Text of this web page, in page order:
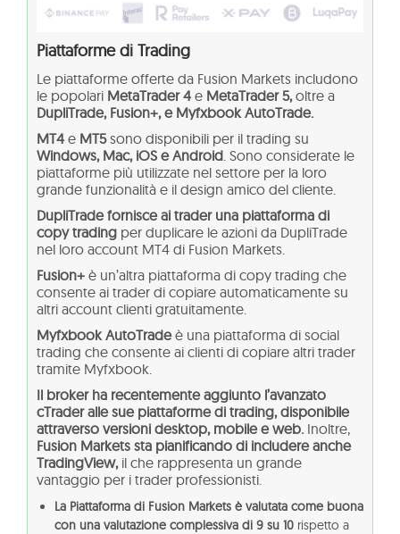
Piattaforme di Trading
Le piattaforme offerte da Fusion Markets includono
le popolari MetaTrader 4 e MetaTrader 5,oltre a
DupliTrade, Fusion+, e Myfxbook AutoTrade.
MT4 e MT5sono disponibili per il trading su
Windows, Mac, iOS e Android . Sono considerate le
piattaforme più utilizzate nel settore per la loro
grande funzionalità e il design amico del cliente.
DupliTrade fornisce ai trader una piattaforma di
copy trading per duplicare le azioni da DupliTrade
nel loro account MT4 di Fusion Markets.
Fusion+ è un’altra piattaforma di copy trading che
consente ai trader di copiare automaticamente su
altri account clienti gratuitamente.
Myfxbook AutoTradeè una piattaforma di social
trading che consente ai clienti di copiare altri trader
tramite Myfxbook.
Il broker ha recentemente aggiunto l’avanzato
cTrader alle sue piattaforme di trading, disponibile
attraverso versioni desktop, mobile e web. Inoltre,
Fusion Markets sta pianificando di includere anche
TradingView,il che rappresenta un grande
vantaggio per i trader professionisti.
La Piattaforma di Fusion Markets è valutata come buona
con una valutazione complessiva di 9 su 10 rispetto a